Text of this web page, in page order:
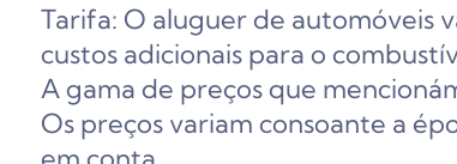
Tarifa: O aluguer de automóveis
custos adicionais para o
A gama de preços que
Os preços variam consoante a